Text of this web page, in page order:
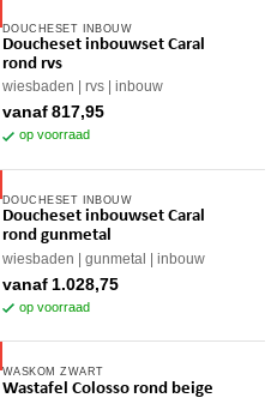
kan
gekozen
worden
op
de
DOUCHESET INBOUW
Doucheset inbouwset Caral
rond rvs
wiesbaden rvs inbouw
vanaf 817,95
op voorraad
Dit
product
heeft
meerdere
variaties.
kan
gekozen
worden
op
de
DOUCHESET INBOUW
Doucheset inbouwset Caral
rond gunmetal
wiesbaden gunmetal inbouw
vanaf 1.028,75
op voorraad
Dit
product
heeft
meerdere
variaties.
kan
WASKOM ZWART
Wastafel Colosso rond beige